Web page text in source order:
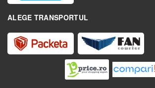
ALEGE TRANSPORTUL